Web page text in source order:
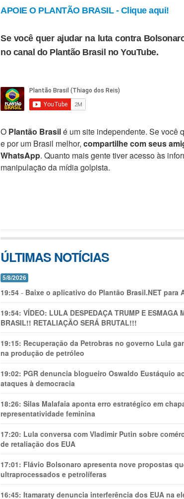
APOIE O PLANTÃO BRASIL - Clique aqui!
Se você quer ajudar na luta contra
no canal do Plantão Brasil no YouTube.
O Plantão Brasilé um site independente. Se você
e por um Brasil melhor, compartilhe com seus
WhatsApp. Quanto mais gente tiver acesso às
manipulação da mídia golpista.
ÚLTIMAS NOTÍCIAS
5/8/2026
19:54 - Baixe o aplicativo do Plantão Brasil.NET para
19:54: VÍDEO: LULA DESPEDAÇA TRUMP E ESMAGA
BRASIL!! RETALIAÇÃO SERÁ BRUTAL!!!
19:15: Recuperação da Petrobras no governo Lula
na produção de petróleo
19:02: PGR denuncia blogueiro Oswaldo Eustáquio
ataques à democracia
18:26: Silas Malafaia aponta erro estratégico em
representatividade feminina
17:20: Lula conversa com Vladimir Putin sobre
de retaliação dos EUA
17:01: Flávio Bolsonaro apresenta nove propostas
ultraprocessados e petrolíferas
16:45: Itamaraty denuncia interferência dos EUA na